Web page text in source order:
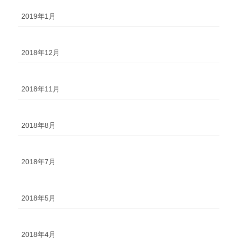
2019年1月
2018年12月
2018年11月
2018年8月
2018年7月
2018年5月
2018年4月